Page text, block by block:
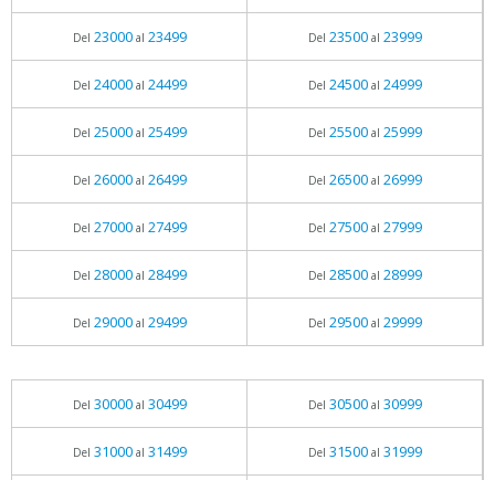
Del 23000al 23499 Del 23500al 23999
Del 24000al 24499 Del 24500al 24999
Del 25000al 25499 Del 25500al 25999
Del 26000al 26499 Del 26500al 26999
Del 27000al 27499 Del 27500al 27999
Del 28000al 28499 Del 28500al 28999
Del 29000al 29499 Del 29500al 29999
Del 30000al 30499 Del 30500al 30999
Del 31000al 31499 Del 31500al 31999